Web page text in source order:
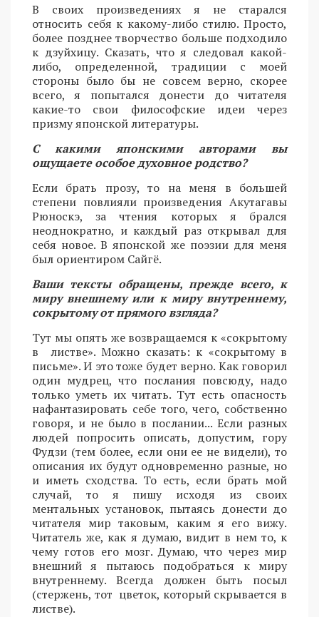
В своих произведениях я не старался
относить себя к какому-либо стилю. Просто,
более позднее творчество больше подходило
к дзуйхицу. Сказать, что я следовал какой-
либо, определенной, традиции с моей
стороны было бы не совсем верно, скорее
всего, я попытался донести до читателя
какие-то свои философские идеи через
призму японской литературы.
С какими японскими авторами вы
ощущаете особое духовное родство?
Если брать прозу, то на меня в большей
степени повлияли произведения Акутагавы
Рюноскэ, за чтения которых я брался
неоднократно, и каждый раз открывал для
себя новое. В японской же поэзии для меня
был ориентиром Сайгё.
Ваши тексты обращены, прежде всего, к
миру внешнему или к миру внутреннему,
сокрытому от прямого взгляда?
Тут мы опять же возвращаемся к «сокрытому
в листве». Можно сказать: к «сокрытому в
письме». И это тоже будет верно. Как говорил
один мудрец, что послания повсюду, надо
только уметь их читать. Тут есть опасность
нафантазировать себе того, чего, собственно
говоря, и не было в послании... Если разных
людей попросить описать, допустим, гору
Фудзи (тем более, если они ее не видели), то
описания их будут одновременно разные, но
и иметь сходства. То есть, если брать мой
случай, то я пишу исходя из своих
ментальных установок, пытаясь донести до
читателя мир таковым, каким я его вижу.
Читатель же, как я думаю, видит в нем то, к
чему готов его мозг. Думаю, что через мир
внешний я пытаюсь подобраться к миру
внутреннему. Всегда должен быть посыл
(стержень, тот цветок, который скрывается в
листве).